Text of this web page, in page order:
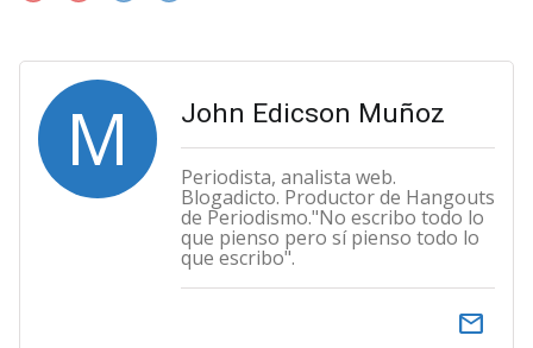
M John Edicson Muñoz
Periodista, analista web.
Blogadicto. Productor de Hangouts
de Periodismo."No escribo todo lo
que pienso pero sí pienso todo lo
que escribo".
email